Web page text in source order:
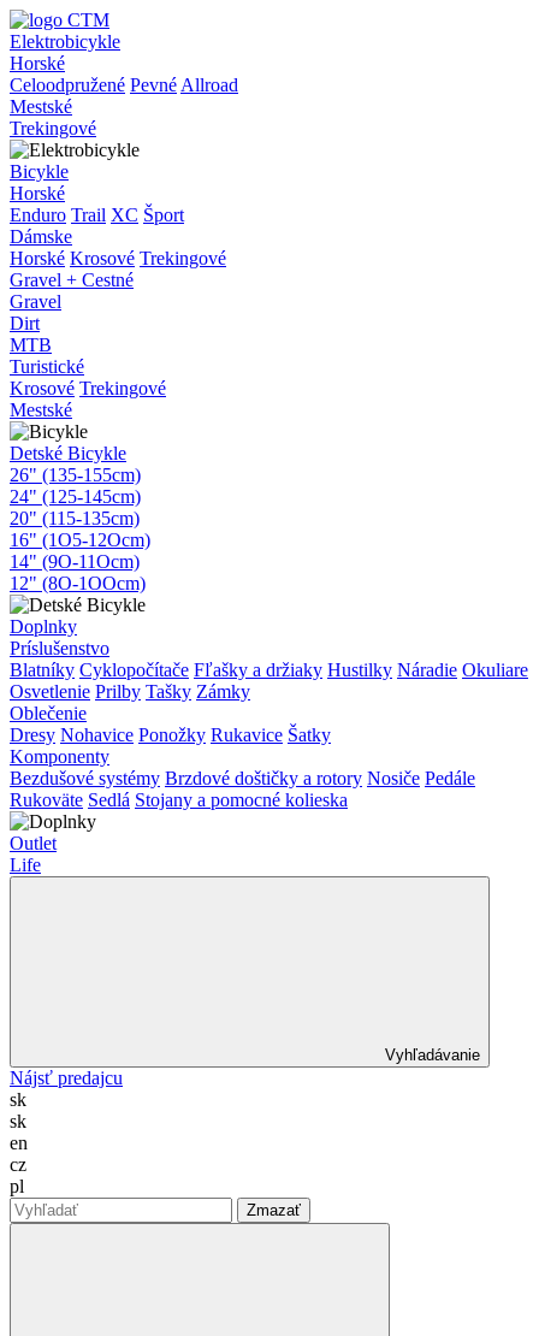
Elektrobicykle
Horské
Celoodpružené Pevné Allroad
Mestské
Trekingové
Bicykle
Horské
Enduro Trail XC Šport
Dámske
Horské Krosové Trekingové
Gravel + Cestné
Gravel
Dirt
MTB
Turistické
Krosové Trekingové
Mestské
Detské Bicykle
26" (135-155cm)
24" (125-145cm)
20" (115-135cm)
16" (1O5-12Ocm)
14" (9O-11Ocm)
12" (8O-1OOcm)
Doplnky
Príslušenstvo
Blatníky Cyklopočítače Fľašky a držiaky Hustilky Náradie Okuliare
Osvetlenie Prilby Tašky Zámky
Oblečenie
Dresy Nohavice Ponožky Rukavice Šatky
Komponenty
Bezdušové systémy Brzdové doštičky a rotory Nosiče Pedále
Rukoväte Sedlá Stojany a pomocné kolieska
Outlet
Life
Vyhľadávanie
Nájsť predajcu
sk
sk
en
cz
pl
Zmazať